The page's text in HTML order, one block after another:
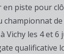
en piste pour
championnat
Vichy les 4 et
qualificative